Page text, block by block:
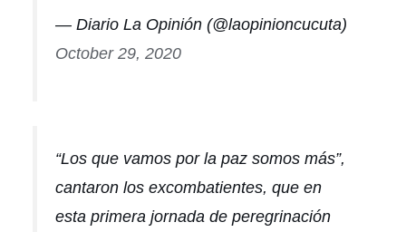
— Diario La Opinión (@laopinioncucuta)
October 29, 2020
“Los que vamos por la paz somos más”,
cantaron los excombatientes, que en
esta primera jornada de peregrinación